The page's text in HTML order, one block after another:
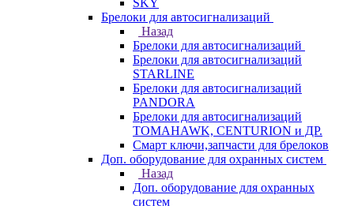
SKY
Брелоки для автосигнализаций
Назад
Брелоки для автосигнализаций
Брелоки для автосигнализаций
STARLINE
Брелоки для автосигнализаций
PANDORA
Брелоки для автосигнализаций
TOMAHAWK, CENTURION и ДР.
Смарт ключи,запчасти для брелоков
Доп. оборудование для охранных систем
Назад
Доп. оборудование для охранных
систем